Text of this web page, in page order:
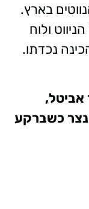
בארץ.
ולוח
נכדתו.
אביטל,
נצר כשברקע